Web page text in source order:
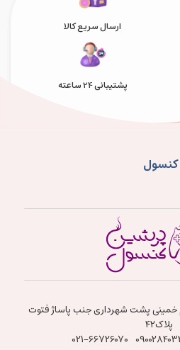
ارسال سریع کالا
پشتیبانی 24 ساعته
کنسول
خمینی پشت شهرداری جنب پاساژ فتوت
پلاک۴۲
021-66726070